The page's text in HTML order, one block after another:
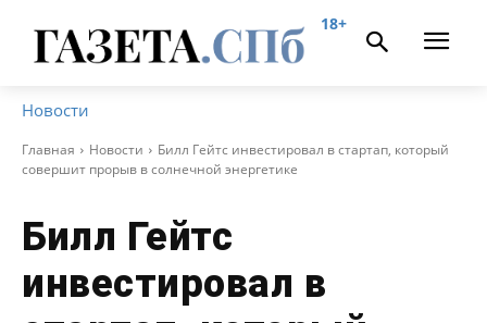
18+
Новости
Главная Новости
Билл Гейтс инвестировал в стартап, который
совершит прорыв в солнечной энергетике
Билл Гейтс
инвестировал в